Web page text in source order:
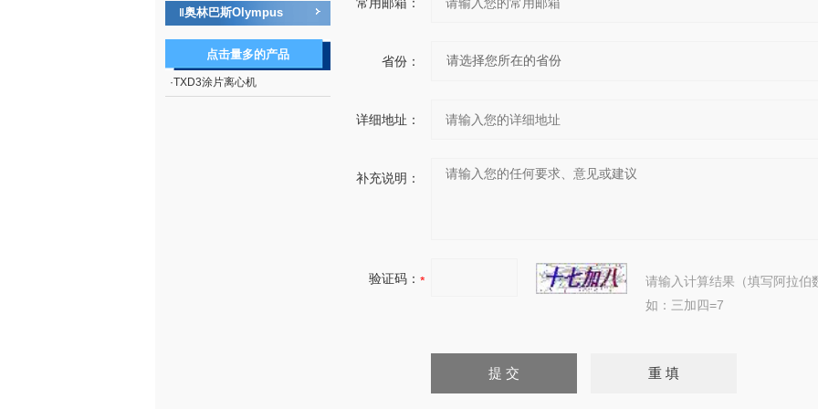
奥林巴斯Olympus
点击量多的产品
·TXD3涂片离心机
省份：
详细地址：
补充说明：
验证码：
请输入计算结果（填写阿拉伯
如：三加四=7